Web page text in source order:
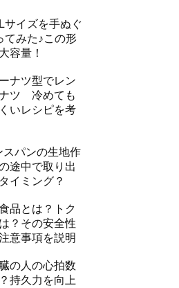
サイズを手ぬぐ
てみた♪この形
容量！
ナツ型でレン
ツ 冷めても
いレシピを考
スパンの生地作
途中で取り出
イミング？
品とは？トク
？その安全性
意事項を説明
の人の心拍数
持久力を向上